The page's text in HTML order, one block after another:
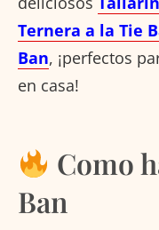
Ternera a la Tie
Ban, ¡perfectos
en casa!
Como
Ban